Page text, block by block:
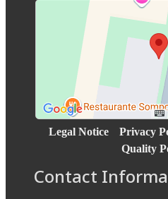
Legal Notice Privacy
Quality
Contact